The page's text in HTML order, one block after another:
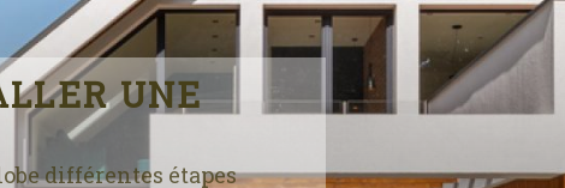
UNE
différentes étapes